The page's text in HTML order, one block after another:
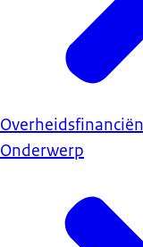
Overheidsfinanciën
Onderwerp